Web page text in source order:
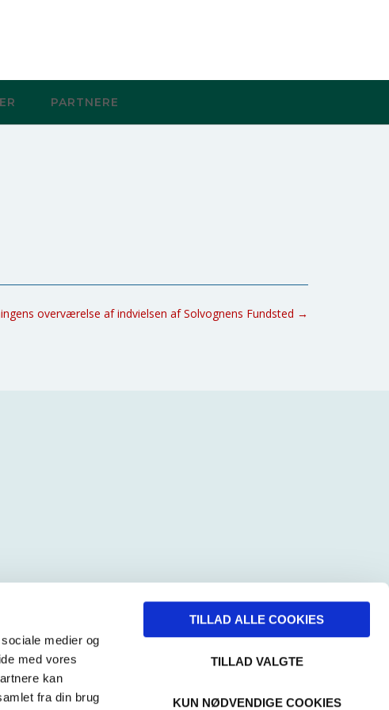
medier og
med vores
kan
fra din brug
TILLAD ALLE COOKIES
TILLAD VALGTE
KUN NØDVENDIGE COOKIES
PARTNERE
overværelse af indvielsen af Solvognens Fundsted →